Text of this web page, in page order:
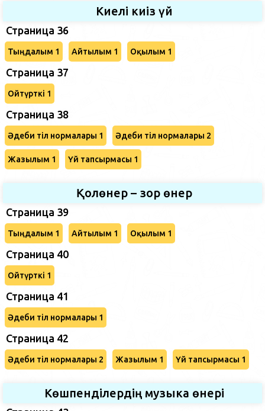
Киелі киіз үй
Страница 36
Тыңдалым 1 Айтылым 1 Оқылым 1
Страница 37
Ойтүрткі 1
Страница 38
Әдеби тіл нормалары 1 Әдеби тіл нормалары 2
Жазылым 1 Үй тапсырмасы 1
Қолөнер – зор өнер
Страница 39
Тыңдалым 1 Айтылым 1 Оқылым 1
Страница 40
Ойтүрткі 1
Страница 41
Әдеби тіл нормалары 1
Страница 42
Әдеби тіл нормалары 2 Жазылым 1 Үй тапсырмасы 1
Көшпенділердің музыка өнері